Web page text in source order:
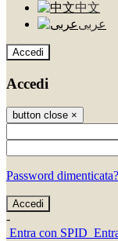
中文
عربى
Accedi
Accedi
button close ×
Password dimenticata?
-
Entra con SPID